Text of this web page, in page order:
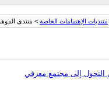
منتديات الإهتمامات الخاصة > منتدى
إلى مجتمع معرفي